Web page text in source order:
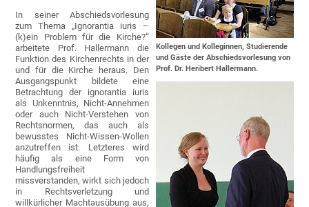
Kollegen und Kolleginnen, Studierende
und Gäste der Abschiedsvorlesung von
Prof. Dr. Heribert Hallermann.
In seiner Abschiedsvorlesung
zum Thema „Ignorantia iuris –
(k)ein Problem für die Kirche?“
arbeitete Prof. Hallermann die
Funktion des Kirchenrechts in der
und für die Kirche heraus. Den
Ausgangspunkt bildete eine
Betrachtung der ignorantia iuris
als Unkenntnis, Nicht-Annehmen
oder auch Nicht-Verstehen von
Rechtsnormen, das auch als
bewusstes Nicht-Wissen-Wollen
anzutreffen ist. Letzteres wird
häufig als eine Form von
Handlungsfreiheit
missverstanden, wirkt sich jedoch
in Rechtsverletzung und
willkürlicher Machtausübung aus,